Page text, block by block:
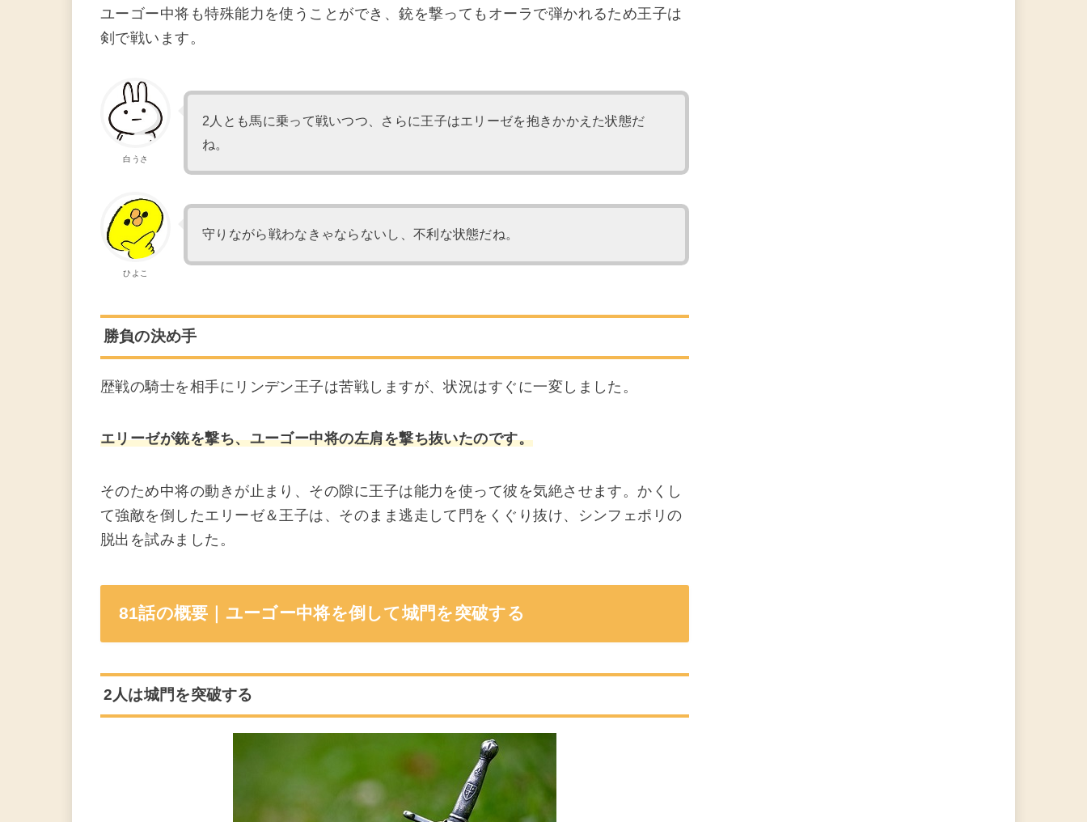
ユーゴー中将も特殊能力を使うことができ、銃を撃ってもオーラで弾かれるため王子は
剣で戦います。
白うさ
2人とも馬に乗って戦いつつ、さらに王子はエリーゼを抱きかかえた状態だ
ね。
ひよこ
守りながら戦わなきゃならないし、不利な状態だね。
勝負の決め手
歴戦の騎士を相手にリンデン王子は苦戦しますが、状況はすぐに一変しました。
エリーゼが銃を撃ち、ユーゴー中将の左肩を撃ち抜いたのです。
そのため中将の動きが止まり、その隙に王子は能力を使って彼を気絶させます。かくし
て強敵を倒したエリーゼ＆王子は、そのまま逃走して門をくぐり抜け、シンフェポリの
脱出を試みました。
81話の概要｜ユーゴー中将を倒して城門を突破する
2人は城門を突破する